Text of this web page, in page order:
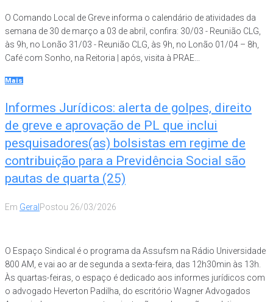
O Comando Local de Greve informa o calendário de atividades da
semana de 30 de março a 03 de abril, confira: 30/03 - Reunião CLG,
às 9h, no Lonão 31/03 - Reunião CLG, às 9h, no Lonão 01/04 – 8h,
Café com Sonho, na Reitoria | após, visita à PRAE...
Mais
Informes Jurídicos: alerta de golpes, direito
de greve e aprovação de PL que inclui
pesquisadores(as) bolsistas em regime de
contribuição para a Previdência Social são
pautas de quarta (25)
Em Geral Postou 26/03/2026
O Espaço Sindical é o programa da Assufsm na Rádio Universidade
800 AM, e vai ao ar de segunda a sexta-feira, das 12h30min às 13h.
Às quartas-feiras, o espaço é dedicado aos informes jurídicos com
o advogado Heverton Padilha, do escritório Wagner Advogados